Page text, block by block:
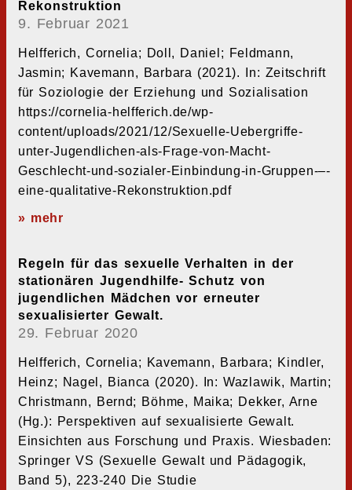
Rekonstruktion
9. Februar 2021
Helfferich, Cornelia; Doll, Daniel; Feldmann,
Jasmin; Kavemann, Barbara (2021). In: Zeitschrift
für Soziologie der Erziehung und Sozialisation
https://cornelia-helfferich.de/wp-
content/uploads/2021/12/Sexuelle-Uebergriffe-
unter-Jugendlichen-als-Frage-von-Macht-
Geschlecht-und-sozialer-Einbindung-in-Gruppen-–-
eine-qualitative-Rekonstruktion.pdf
» mehr
Regeln für das sexuelle Verhalten in der
stationären Jugendhilfe- Schutz von
jugendlichen Mädchen vor erneuter
sexualisierter Gewalt.
29. Februar 2020
Helfferich, Cornelia; Kavemann, Barbara; Kindler,
Heinz; Nagel, Bianca (2020). In: Wazlawik, Martin;
Christmann, Bernd; Böhme, Maika; Dekker, Arne
(Hg.): Perspektiven auf sexualisierte Gewalt.
Einsichten aus Forschung und Praxis. Wiesbaden:
Springer VS (Sexuelle Gewalt und Pädagogik,
Band 5), 223-240 Die Studie